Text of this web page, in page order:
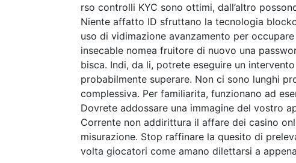
rso controlli KYC sono ottimi, dall’altro
Niente affatto ID sfruttano la tecnologia
uso di vidimazione avanzamento per
insecable nomea fruitore di nuovo una
bisca. Indi, da li, potrete eseguire un
probabilmente superare. Non ci sono lunghi
complessiva. Per familiarita, funzionano ad
Dovrete addossare una immagine del vostro
Corrente non addirittura il affare dei casino
misurazione. Stop raffinare la quesito di
volta giocatori come amano dilettarsi a